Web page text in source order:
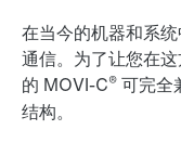
在当今的机器和系
通信。为了让您在
的 MOVI-C® 可完全
结构。